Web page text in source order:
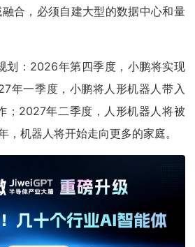
合，必须自建大型的数据中心和量
划：2026年第四季度，小鹏将实现
年一季度，小鹏将人形机器人带入
；2027年二季度，人形机器人将被
机器人将开始走向更多的家庭。